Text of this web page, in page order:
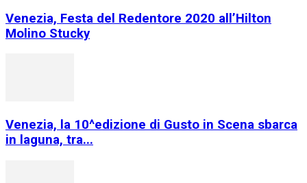
Venezia, Festa del Redentore 2020 all’Hilton
Molino Stucky
Venezia, la 10^edizione di Gusto in Scena sbarca
in laguna, tra...